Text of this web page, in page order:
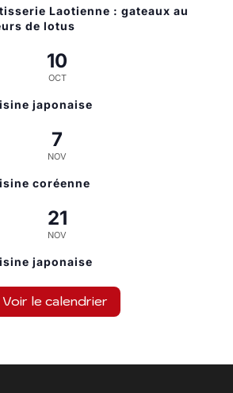
Laotienne : gateaux au
de lotus
10
OCT
japonaise
7
NOV
coréenne
21
NOV
japonaise
Voir le calendrier